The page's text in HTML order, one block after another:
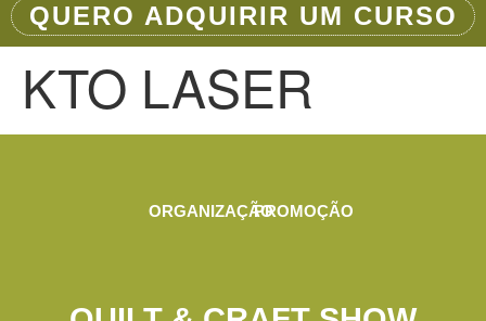
QUERO ADQUIRIR UM CURSO
KTO LASER
ORGANIZAÇÃOPROMOÇÃO